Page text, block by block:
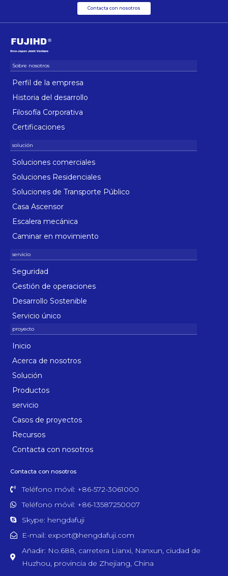
Contacta con nosotros
Perfil de la empresa
Historia del desarrollo
Filosofía Corporativa
Certificaciones
Soluciones comerciales
Soluciones Residenciales
Soluciones de Transporte Público
Casa Ascensor
Escalera mecánica
Caminar en movimiento
Seguridad
Gestión de operaciones
Desarrollo Sostenible
Servicio único
Inicio
Acerca de nosotros
Solución
Productos
servicio
Casos de proyectos
Recursos
Contacta con nosotros
Contacta con nosotros
Teléfono móvil: +86-572-3061000
Teléfono móvil: +86-13587250007
Skype: hengdafuji
E-mail: export@hengdafuji.com
Añadir: No.688, carretera Lianxi, Nanxun, ciudad de
Huzhou, provincia de Zhejiang, China